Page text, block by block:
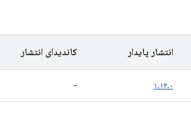
انتشار پایدار کاندیدای انتشار
۱.۱۳.۰ -